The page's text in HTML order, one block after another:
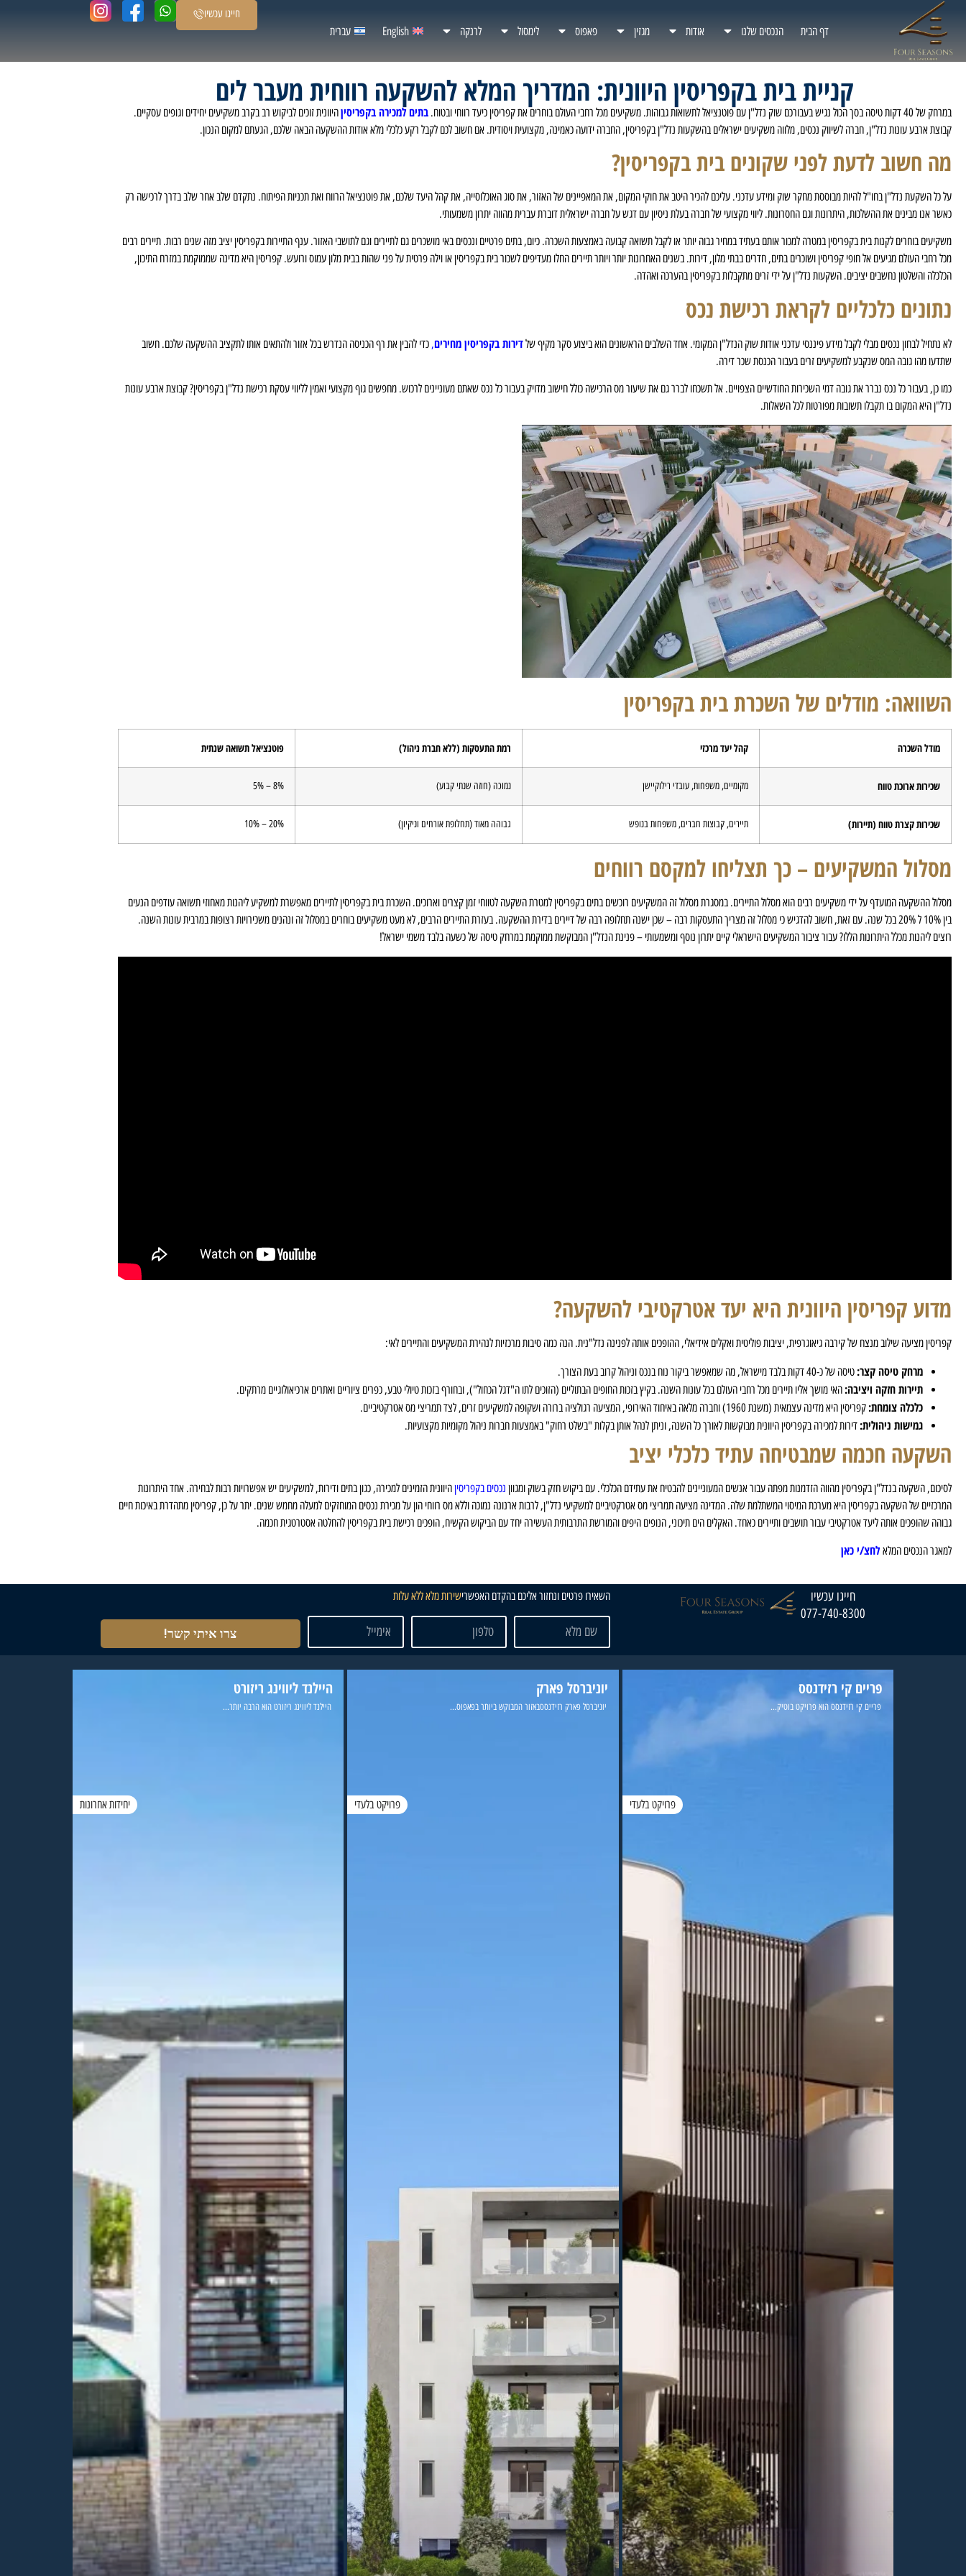
דף הבית הנכסים שלנו אודות מגזין פאפוס לימסול לרנקה English עברית
חייגו עכשיו
קניית בית בקפריסין היוונית: המדריך המלא להשקעה רווחית מעבר לים
במרחק של 40 דקות טיסה בסך הכול נגיש בעבורכם שוק נדל"ן עם פוטנציאל לתשואות גבוהות. משקיעים מכל רחבי העולם בוחרים את קפריסין כיעד רווחי ובטוח. בתים למכירה בקפריסיןהיוונית זוכים לביקוש רב בקרב משקיעים יחידים וגופים עסקיים.
קבוצת ארבע עונות נדל"ן, חברה לשיווק נכסים, מלווה משקיעים ישראלים בהשקעות נדל"ן בקפריסין, החברה ידועה כאמינה, מקצועית ויסודית. אם חשוב לכם לקבל רקע כלכלי מלא אודות ההשקעה הבאה שלכם, הגעתם למקום הנכון.
מה חשוב לדעת לפני שקונים בית בקפריסין?
על כל השקעת נדל"ן בחו"ל להיות מבוססת מחקר שוק ומידע עדכני. עליכם להכיר היטב את חוקי המקום, את המאפיינים של האזור, את סוג האוכלוסייה, את קהל היעד שלכם, את פוטנציאל הרווח ואת תכניות הפיתוח. נתקדם שלב אחר שלב בדרך לרכישה רק
כאשר אנו מבינים את ההשלכות, היתרונות וגם החסרונות. ליווי מקצועי של חברה בעלת ניסיון עם דגש על חברה ישראלית דוברת עברית מהווה יתרון משמעותי.
משקיעים בוחרים לקנות בית בקפריסין במטרה למכור אותם בעתיד במחיר גבוה יותר או לקבל תשואה קבועה באמצעות השכרה. כיום, בתים פרטיים ונכסים באי מושכרים גם לתיירים וגם לתושבי האזור. ענף התיירות בקפריסין יציב מזה שנים רבות. תיירים רבים
מכל רחבי העולם מגיעים אל חופי קפריסין ושוכרים בתים, חדרים בבתי מלון, דירות. בשנים האחרונות יותר ויותר תיירים החלו מעדיפים לשכור בית בקפריסין או וילה פרטית על פני שהות בבית מלון עמוס ורועש. קפריסין היא מדינה שממוקמת במזרח התיכון,
הכלכלה והשלטון נחשבים יציבים. השקעות נדל"ן על ידי זרים מתקבלות בקפריסין בהערכה ואהדה.
נתונים כלכליים לקראת רכישת נכס
לא נתחיל לבחון נכסים מבלי לקבל מידע פיננסי עדכני אודות שוק הנדל"ן המקומי. אחד השלבים הראשונים הוא ביצוע סקר מקיף שלדירות בקפריסין מחירים, כדי להבין את רף הכניסה הנדרש בכל אזור ולהתאים אותו לתקציב ההשקעה שלכם. חשוב
שתדעו מהו גובה המס שנקבע למשקיעים זרים בעבור הכנסת שכר דירה.
כמו כן, בעבור כל נכס נברר את גובה דמי השכירות החודשיים הצפויים. אל תשכחו לברר גם את שיעור מס הרכישה כולל חישוב מדויק בעבור כל נכס שאתם מעוניינים לרכוש. מחפשים גוף מקצועי ואמין לליווי עסקת רכישת נדל"ן בקפריסין? קבוצת ארבע עונות
נדל"ן היא המקום בו תקבלו תשובות מפורטות לכל השאלות.
השוואה: מודלים של השכרת בית בקפריסין
מודל השכרה קהל יעד מרכזי רמת התעסקות (ללא חברת ניהול) פוטנציאל תשואה שנתית
שכירות ארוכת טווח מקומיים, משפחות, עובדי רילוקיישן נמוכה (חוזה שנתי קבוע) 8% – 5%
שכירות קצרת טווח (תיירות) תיירים, קבוצות חברים, משפחות בנופש גבוהה מאוד (תחלופת אורחים וניקיון) 20% – 10%
מסלול המשקיעים – כך תצליחו למקסם רווחים
מסלול ההשקעה המועדף על ידי משקיעים רבים הוא מסלול התיירים. במסגרת מסלול זה המשקיעים רוכשים בתים בקפריסין למטרת השקעה לטווחי זמן קצרים וארוכים. השכרת בית בקפריסין לתיירים מאפשרת למשקיע ליהנות מאחוזי תשואה עודפים הנעים
בין 10% ל 20% בכל שנה. עם זאת, חשוב להדגיש כי מסלול זה מצריך התעסקות רבה – שכן ישנה תחלופה רבה של דיירים בדירת ההשקעה. בעזרת התיירים הרבים, לא מעט משקיעים בוחרים במסלול זה ונהנים משכירויות רצופות במרבית עונות השנה.
רוצים ליהנות מכלל היתרונות הללו? עבור ציבור המשקיעים הישראלי קיים יתרון נוסף ומשמעותי – פנינת הנדל"ן המבוקשת ממוקמת במרחק טיסה של כשעה בלבד משמי ישראל!
מדוע קפריסין היוונית היא יעד אטרקטיבי להשקעה?
קפריסין מציעה שילוב מנצח של קירבה גיאוגרפית, יציבות פוליטית ואקלים אידיאלי, ההופכים אותה לפנינה נדל"נית. הנה כמה סיבות מרכזיות לנהירת המשקיעים והתיירים לאי:
מרחק טיסה קצר: טיסה של כ-40 דקות בלבד מישראל, מה שמאפשר ביקור נוח בנכס וניהול קרוב בעת הצורך.
תיירות חזקה ויציבה: האי מושך אליו תיירים מכל רחבי העולם בכל עונות השנה. בקיץ בזכות החופים הבתוליים (הזוכים לתו ה"דגל הכחול"), ובחורף בזכות טיולי טבע, כפרים ציוריים ואתרים ארכיאולוגיים מרתקים.
כלכלה צומחת: קפריסין היא מדינה עצמאית (משנת 1960) וחברה מלאה באיחוד האירופי, המציעה רגולציה ברורה ושקופה למשקיעים זרים, לצד תמריצי מס אטרקטיביים.
גמישות ניהולית: דירות למכירה בקפריסין היוונית מבוקשות לאורך כל השנה, וניתן לנהל אותן בקלות "בשלט רחוק" באמצעות חברות ניהול מקומיות מקצועיות.
השקעה חכמה שמבטיחה עתיד כלכלי יציב
לסיכום, השקעה בנדל"ן בקפריסין מהווה הזדמנות מפתה עבור אנשים המעוניינים להבטיח את עתידם הכלכלי. עם ביקוש חזק בשוק ומגוון נכסים בקפריסיןהיוונית הזמינים למכירה, כגון בתים ודירות, למשקיעים יש אפשרויות רבות לבחירה. אחד היתרונות
המרכזיים של השקעה בקפריסין היא מערכת המיסוי המשתלמת שלה. המדינה מציעה תמריצי מס אטרקטיביים למשקיעי נדל"ן, לרבות ארנונה נמוכה וללא מס רווחי הון על מכירת נכסים המוחזקים למעלה מחמש שנים. יתר על כן, קפריסין מתהדרת באיכות חיים
גבוהה שהופכים אותה ליעד אטרקטיבי עבור תושבים ותיירים כאחד. האקלים הים תיכוני, הנופים היפים והמורשת התרבותית העשירה יחד עם הביקוש הקשיח, הופכים רכישת בית בקפריסין להחלטה אסטרטגית חכמה.
למאגר הנכסים המלא לחצ/י כאן
חייגו עכשיו
077-740-8300
השאירו פרטים ונחזור אליכם בהקדם האפשרישירות מלא ללא עלות
צרו איתי קשר!
פריים קי רזידנסס
פריים קי רזידנסס הוא פרויקט בוטיק...
פרויקט בלעדי
יוניברסל פארק
יוניברסל פארק רזידנססבאזור המבוקש ביותר בפאפוס...
פרויקט בלעדי
היילנד ליווינג ריזורט
היילנד ליווינג ריזורט הוא הרבה יותר...
יחידות אחרונות